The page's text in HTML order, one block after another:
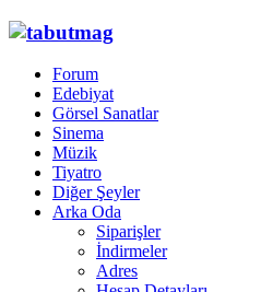
Forum
Edebiyat
Görsel Sanatlar
Sinema
Müzik
Tiyatro
Diğer Şeyler
Arka Oda
Siparişler
İndirmeler
Adres